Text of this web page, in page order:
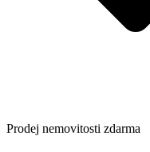
Prodej nemovitosti zdarma